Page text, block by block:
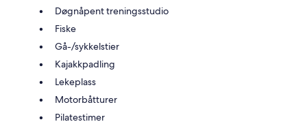
Døgnåpent treningsstudio
Fiske
Gå-/sykkelstier
Kajakkpadling
Lekeplass
Motorbåtturer
Pilatestimer